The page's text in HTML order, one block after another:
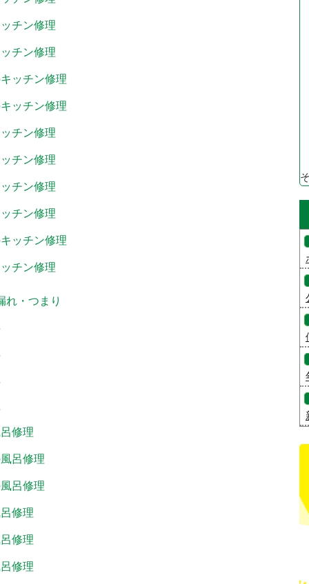
チン修理
チン修理
ッチン修理
ッチン修理
チン修理
チン修理
チン修理
チン修理
ッチン修理
チン修理
れ・つまり
修理
呂修理
呂修理
修理
修理
修理